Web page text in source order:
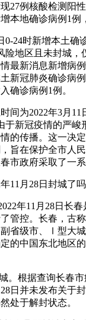
27例核酸检测阳
本地确诊病例1例
0-24时新增本土确
险地区且未封城，
最新消息新增病
新冠肺炎确诊病
确诊病例1例。
间为2022年3月11
于新冠疫情的严峻
的传播。这一决
旨在保护全市人
市政府采取了一
11月28日封城了
年11月28日长
管控。长春，古
省级市、Ⅰ型大
的中国东北地区
。根据查询长春
日并未发布关于
处于解封状态。